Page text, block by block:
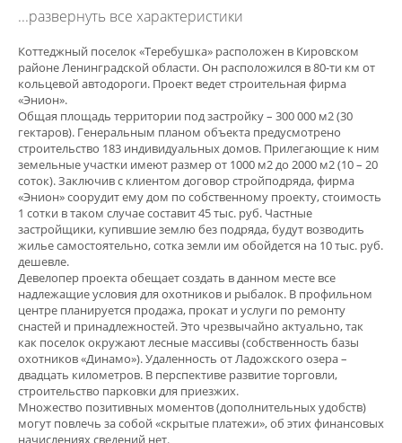
...развернуть все характеристики
Коттеджный поселок «Теребушка» расположен в Кировском
районе Ленинградской области. Он расположился в 80-ти км от
кольцевой автодороги. Проект ведет строительная фирма
«Энион».
Общая площадь территории под застройку – 300 000 м2 (30
гектаров). Генеральным планом объекта предусмотрено
строительство 183 индивидуальных домов. Прилегающие к ним
земельные участки имеют размер от 1000 м2 до 2000 м2 (10 – 20
соток). Заключив с клиентом договор стройподряда, фирма
«Энион» соорудит ему дом по собственному проекту, стоимость
1 сотки в таком случае составит 45 тыс. руб. Частные
застройщики, купившие землю без подряда, будут возводить
жилье самостоятельно, сотка земли им обойдется на 10 тыс. руб.
дешевле.
Девелопер проекта обещает создать в данном месте все
надлежащие условия для охотников и рыбалок. В профильном
центре планируется продажа, прокат и услуги по ремонту
снастей и принадлежностей. Это чрезвычайно актуально, так
как поселок окружают лесные массивы (собственность базы
охотников «Динамо»). Удаленность от Ладожского озера –
двадцать километров. В перспективе развитие торговли,
строительство парковки для приезжих.
Множество позитивных моментов (дополнительных удобств)
могут повлечь за собой «скрытые платежи», об этих финансовых
начислениях сведений нет.